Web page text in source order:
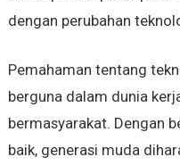
dengan perubahan
Pemahaman tentang
berguna dalam dunia
bermasyarakat. Dengan
baik, generasi muda